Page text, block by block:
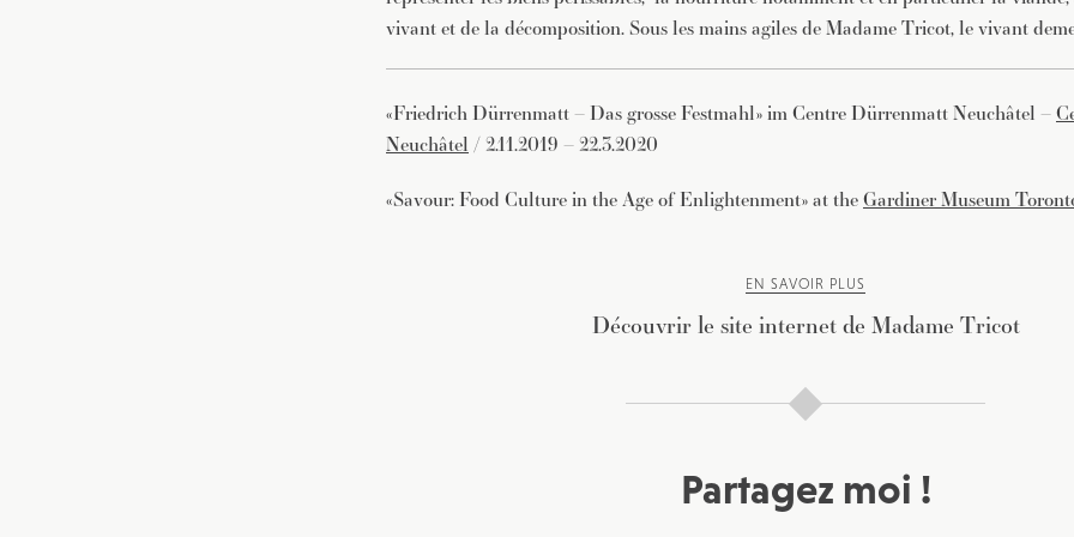
vivant et de la décomposition. Sous les mains agiles de Madame Tricot, le vivant
«Friedrich Dürrenmatt – Das grosse Festmahl» im Centre Dürrenmatt Neuchâtel –
Neuchâtel / 2.11.2019 – 22.3.2020
«Savour: Food Culture in the Age of Enlightenment» at theGardiner Museum
EN SAVOIR PLUS
Découvrir le site internet de Madame Tricot
Partagez moi !